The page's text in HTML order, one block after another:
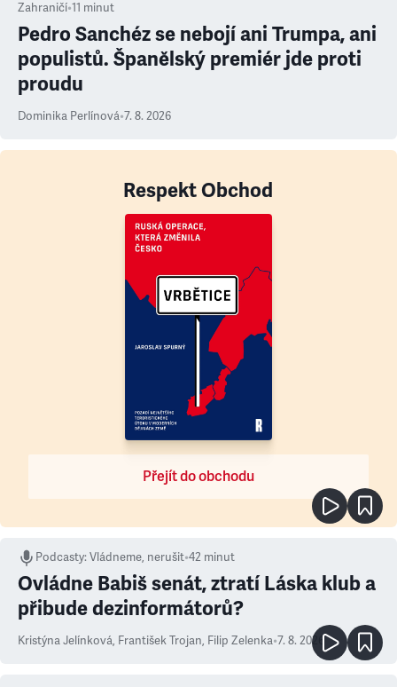
Zahraničí•11 minut
Pedro Sanchéz se nebojí ani Trumpa, ani
populistů. Španělský premiér jde proti
proudu
Dominika Perlínová•7. 8. 2026
Respekt Obchod
Přejít do obchodu
Podcasty:Vládneme, nerušit•42 minut
Ovládne Babiš senát, ztratí Láska klub a
přibude dezinformátorů?
Kristýna Jelínková, František Trojan, Filip Zelenka•7. 8. 2026